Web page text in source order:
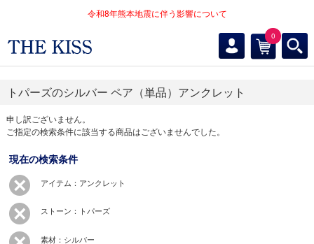
令和8年熊本地震に伴う影響について
0
トパーズのシルバー ペア（単品）アンクレット
申し訳ございません。
ご指定の検索条件に該当する商品はございませんでした。
現在の検索条件
アイテム：アンクレット
ストーン：トパーズ
素材：シルバー